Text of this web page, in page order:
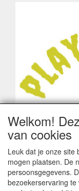
Welkom!
van cookies
Leuk dat je onze site
mogen plaatsen. De
persoonsgegevens.
bezoekerservaring